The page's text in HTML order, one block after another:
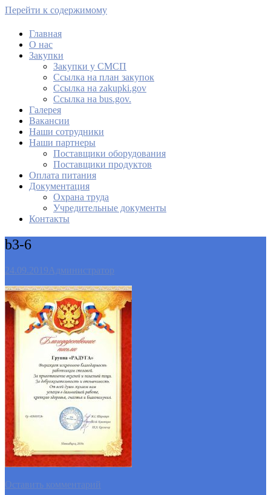
Перейти к содержимому
МАУ Комбинат питания
Главная
О нас
Закупки
Закупки у СМСП
Cсылка на план закупок
Cсылка на zakupki.gov
Ссылка на bus.gov.
Галерея
Вакансии
Наши сотрудники
Наши партнеры
Поставщики оборудования
Поставщики продуктов
Оплата питания
Документация
Охрана труда
Учредительные документы
Контакты
b3-6
24.09.2019 Администратор
Оставить комментарий